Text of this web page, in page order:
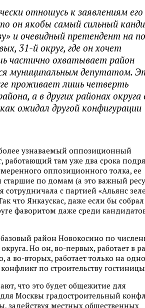
отношусь к заявлениям его
он якобы самый сильный
и очевидный претендент на
31-й округ, где он хочет
частично охватывает район
муниципальным депутатом.
проживает лишь четверть
а в других районах округа
ожидал другой конфигурации
узнаваемый оппозиционный
там уже два срока
оппозиционного толка, ее
по домам (а это важный
с партией «Альянс
что Янкаускас, даже если бы собрал
фаворитом даже среди
район Новокосино по
Но он, во-первых, работает в
а во-вторых, работает только на
по строительству
что это будет общежитие для
Москвы градостроительный
задействуя местных общественных